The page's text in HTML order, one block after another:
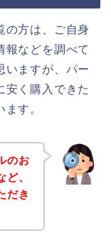
の方は、ご自身
報などを調べて
いますが、パー
安く購入できた
す。
のお
、
だき